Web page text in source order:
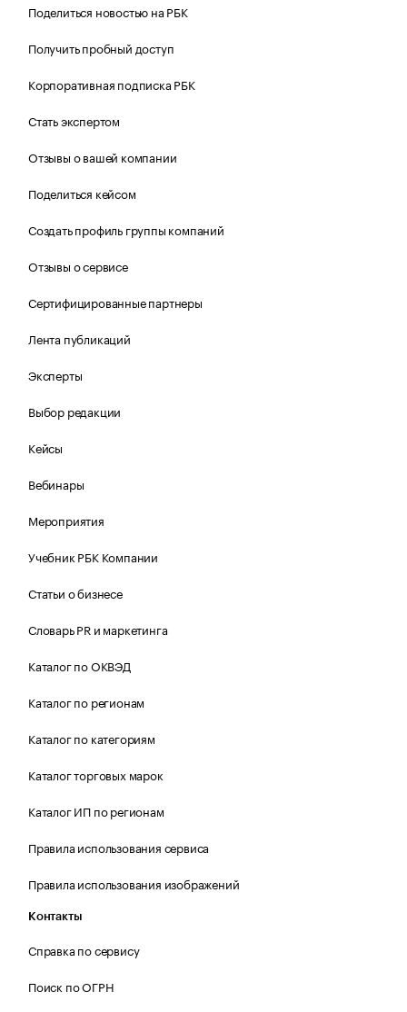
Поделиться новостью на РБК
Получить пробный доступ
Корпоративная подписка РБК
Стать экспертом
Отзывы о вашей компании
Поделиться кейсом
Создать профиль группы компаний
Отзывы о сервисе
Сертифицированные партнеры
Лента публикаций
Эксперты
Выбор редакции
Кейсы
Вебинары
Мероприятия
Учебник РБК Компании
Статьи о бизнесе
Словарь PR и маркетинга
Каталог по ОКВЭД
Каталог по регионам
Каталог по категориям
Каталог торговых марок
Каталог ИП по регионам
Правила использования сервиса
Правила использования изображений
Контакты
Справка по сервису
Поиск по ОГРН